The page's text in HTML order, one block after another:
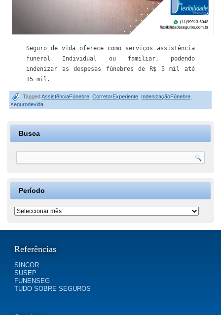
Seguro de vida oferece como serviços assistência
funeral Individual ou familiar, podendo
indenizar as despesas fúnebres de R$ 5 mil até
15 mil.
Tagged AssistênciaFúnebre ,CorretorExperiente IndenizaçãoFúnebre
segurodevida
Busca
Período
Período
Referências
SINCOR
SUSEP
FUNENSEG
TUDO SOBRE SEGUROS